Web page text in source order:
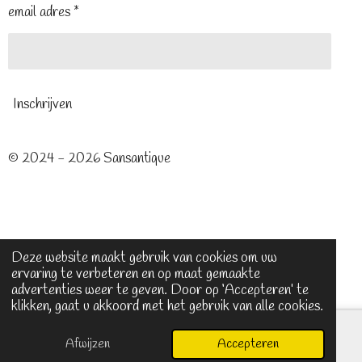
Deze website maakt gebruik van cookies om uw
ervaring te verbeteren en op maat gemaakte
advertenties weer te geven. Door op ‘Accepteren’ te
klikken, gaat u akkoord met het gebruik van alle cookies.
Afwijzen Accepteren
email adres *
Inschrijven
© 2024 - 2026 Sansantique